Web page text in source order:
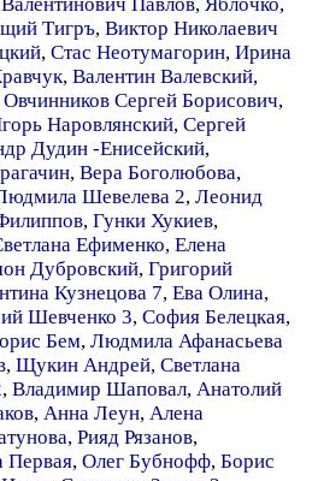
Тигръ, Виктор Николаевич
, Стас Неотумагорин, Ирина
, Валентин Валевский,
Овчинников Сергей Борисович,
Наровлянский, Сергей
Дудин -Енисейский,
, Вера Боголюбова,
Шевелева 2, Леонид
, Гунки Хукиев,
Ефименко, Елена
Дубровский, Григорий
Кузнецова 7, Ева Олина,
Шевченко 3, София Белецкая,
Бем, Людмила Афанасьева
, Щукин Андрей, Светлана
, Владимир Шаповал, Анатолий
, Анна Леун, Алена
, Рияд Рязанов,
Первая, Олег Бубнофф, Борис